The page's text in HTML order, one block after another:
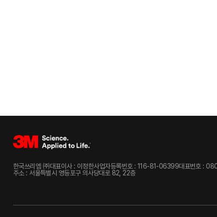
한국쓰리엠 ㈜대표이사 : 이정한사업자등록번호 : 116-81-06399대표번호 :
주소 : 서울특별시 영등포구 의사당대로 82, 22층